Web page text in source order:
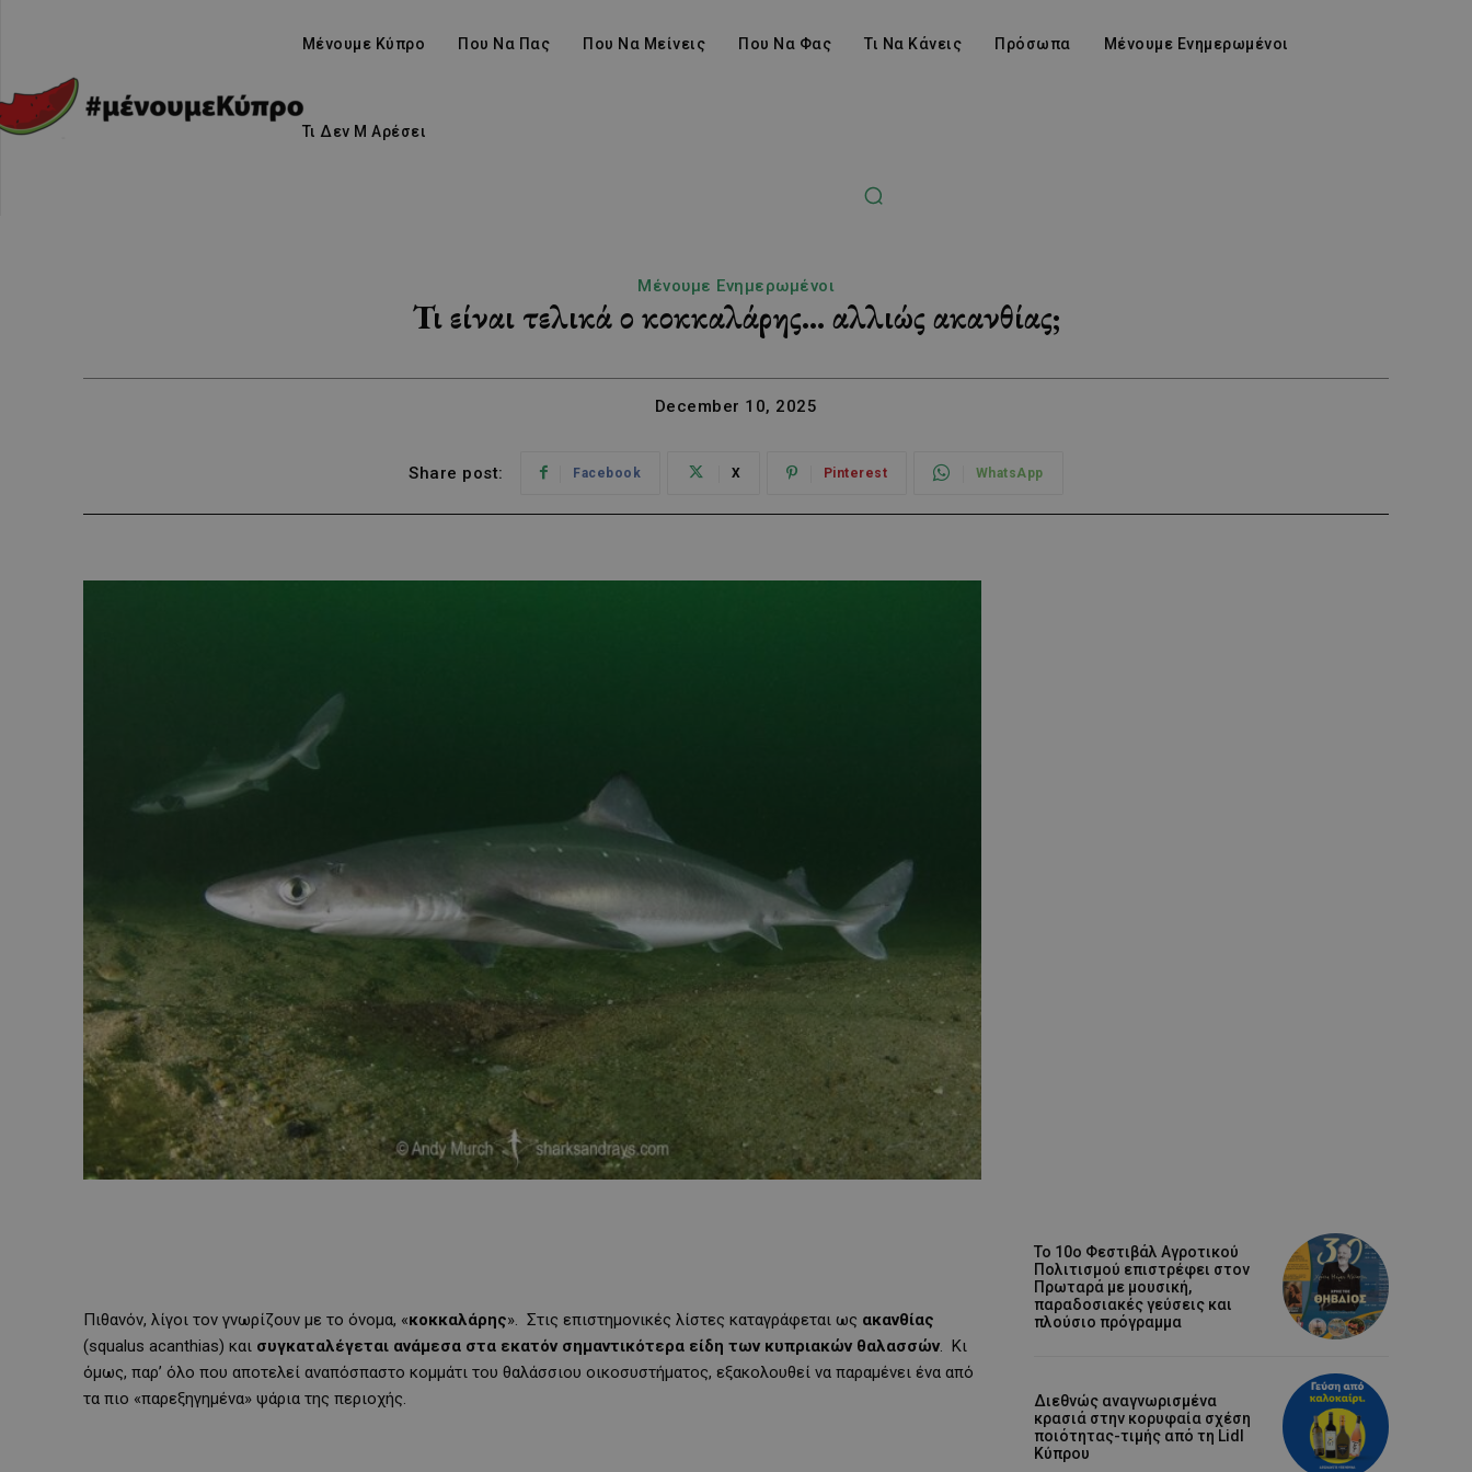
Μένουμε Κύπρο Που Να Πας Που Να Μείνεις Που Να Φας Τι Να Κάνεις Πρόσωπα Μένουμε Ενημερωμένοι
Τι Δεν Μ Αρέσει
Μένουμε Ενημερωμένοι
Τι είναι τελικά ο κοκκαλάρης… αλλιώς ακανθίας;
December 10, 2025
Share post: Facebook X Pinterest WhatsApp
Πιθανόν, λίγοι τον γνωρίζουν με το όνομα, «κοκκαλάρης». Στις επιστημονικές λίστες καταγράφεται ως ακανθίας
(squalus acanthias) και συγκαταλέγεται ανάμεσα στα εκατόν σημαντικότερα είδη των κυπριακών θαλασσών. Κι
όμως, παρ’ όλο που αποτελεί αναπόσπαστο κομμάτι του θαλάσσιου οικοσυστήματος, εξακολουθεί να παραμένει ένα από
τα πιο «παρεξηγημένα» ψάρια της περιοχής.
Το 10ο Φεστιβάλ Αγροτικού
Πολιτισμού επιστρέφει στον
Πρωταρά με μουσική,
παραδοσιακές γεύσεις και
πλούσιο πρόγραμμα
Διεθνώς αναγνωρισμένα
κρασιά στην κορυφαία σχέση
ποιότητας-τιμής από τη Lidl
Κύπρου